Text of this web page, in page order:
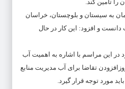
را تامین کند.
به سیستان و بلوچستان، خراسان
و افزود: این کار در حال
در این مراسم با اشاره به اهمیت آب
تقاضا برای آب مدیریت منابع
مورد توجه قرار گیرد.